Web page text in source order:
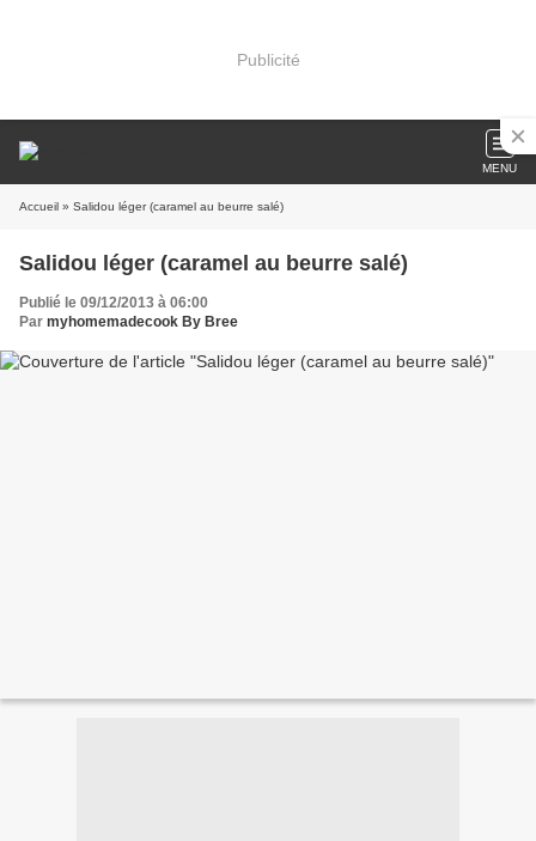
Publicité
MENU
Accueil » Salidou léger (caramel au beurre salé)
Salidou léger (caramel au beurre salé)
Publié le 09/12/2013 à 06:00
Par myhomemadecook By Bree